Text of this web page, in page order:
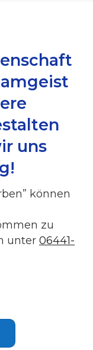
uns
können
zu
unter 06441-